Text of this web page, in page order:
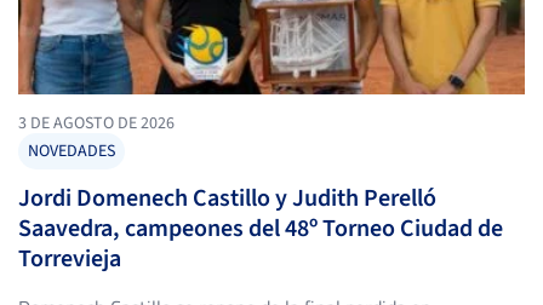
3 DE AGOSTO DE 2026
NOVEDADES
Jordi Domenech Castillo y Judith Perelló
Saavedra, campeones del 48º Torneo Ciudad de
Torrevieja